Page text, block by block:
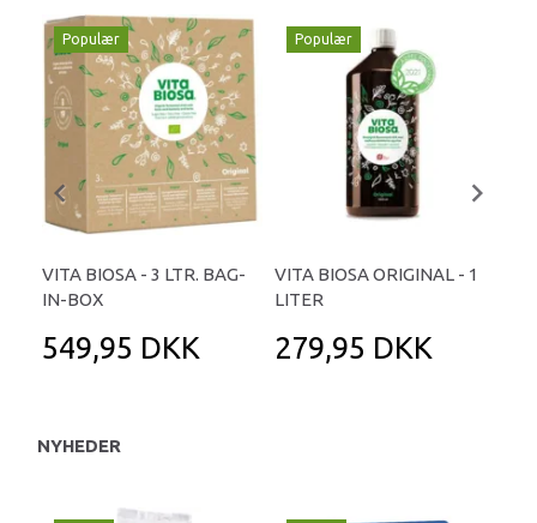
Populær
VITA BIOSA - 3 LTR. BAG-
IN-BOX
549,95 DKK
Populær
VITA BIOSA ORIGINAL - 1
LITER
279,95 DKK
NYHEDER